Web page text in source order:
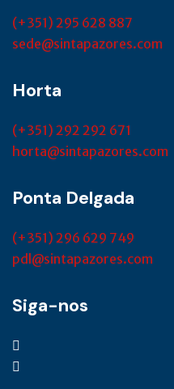
(+351) 295 628 887
sede@sintapazores.com
Horta
(+351) 292 292 671
horta@sintapazores.com
Ponta Delgada
(+351) 296 629 749
pdl@sintapazores.com
Siga-nos